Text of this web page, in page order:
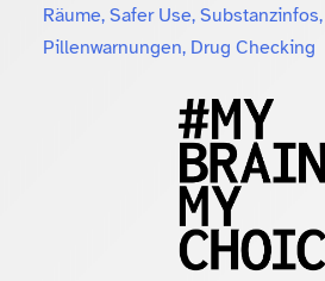
Räume, Safer Use,
Pillenwarnungen, Drug Checking